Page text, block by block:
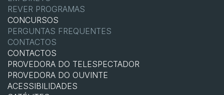
REVER PROGRAMAS
CONCURSOS
PERGUNTAS FREQUENTES
CONTACTOS
CONTACTOS
PROVEDORA DO TELESPECTADOR
PROVEDORA DO OUVINTE
ACESSIBILIDADES